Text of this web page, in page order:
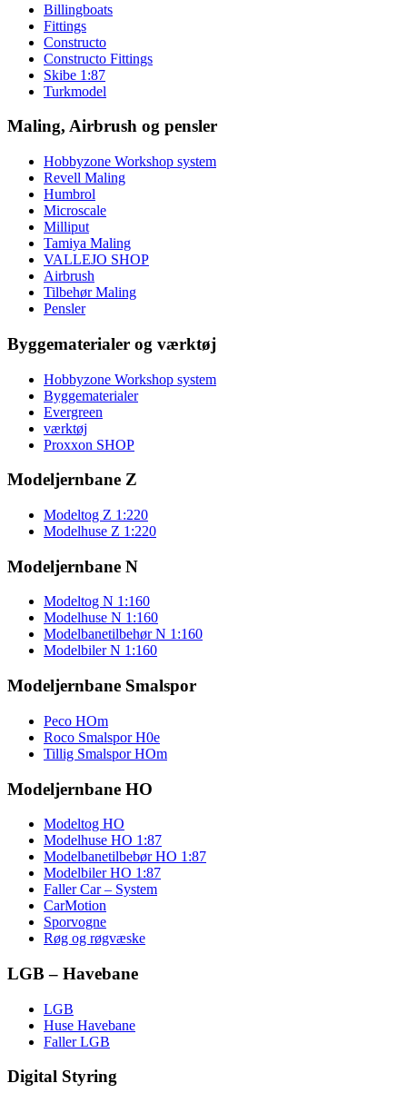
Billingboats
Fittings
Constructo
Constructo Fittings
Skibe 1:87
Turkmodel
Maling, Airbrush og pensler
Hobbyzone Workshop system
Revell Maling
Humbrol
Microscale
Milliput
Tamiya Maling
VALLEJO SHOP
Airbrush
Tilbehør Maling
Pensler
Byggematerialer og værktøj
Hobbyzone Workshop system
Byggematerialer
Evergreen
værktøj
Proxxon SHOP
Modeljernbane Z
Modeltog Z 1:220
Modelhuse Z 1:220
Modeljernbane N
Modeltog N 1:160
Modelhuse N 1:160
Modelbanetilbehør N 1:160
Modelbiler N 1:160
Modeljernbane Smalspor
Peco HOm
Roco Smalspor H0e
Tillig Smalspor HOm
Modeljernbane HO
Modeltog HO
Modelhuse HO 1:87
Modelbanetilbebør HO 1:87
Modelbiler HO 1:87
Faller Car – System
CarMotion
Sporvogne
Røg og røgvæske
LGB – Havebane
LGB
Huse Havebane
Faller LGB
Digital Styring